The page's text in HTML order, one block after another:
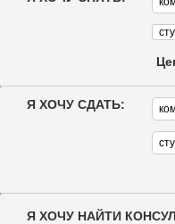
Я ХОЧУ СДАТЬ:
Я ХОЧУ НАЙТИ